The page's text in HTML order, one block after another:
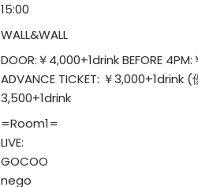
15:00
WALL&WALL
DOOR:￥4,000+1drink BEFORE
ADVANCE TICKET: ￥3,000+1drink
3,500+1drink
=Room1=
LIVE:
GOCOO
nego